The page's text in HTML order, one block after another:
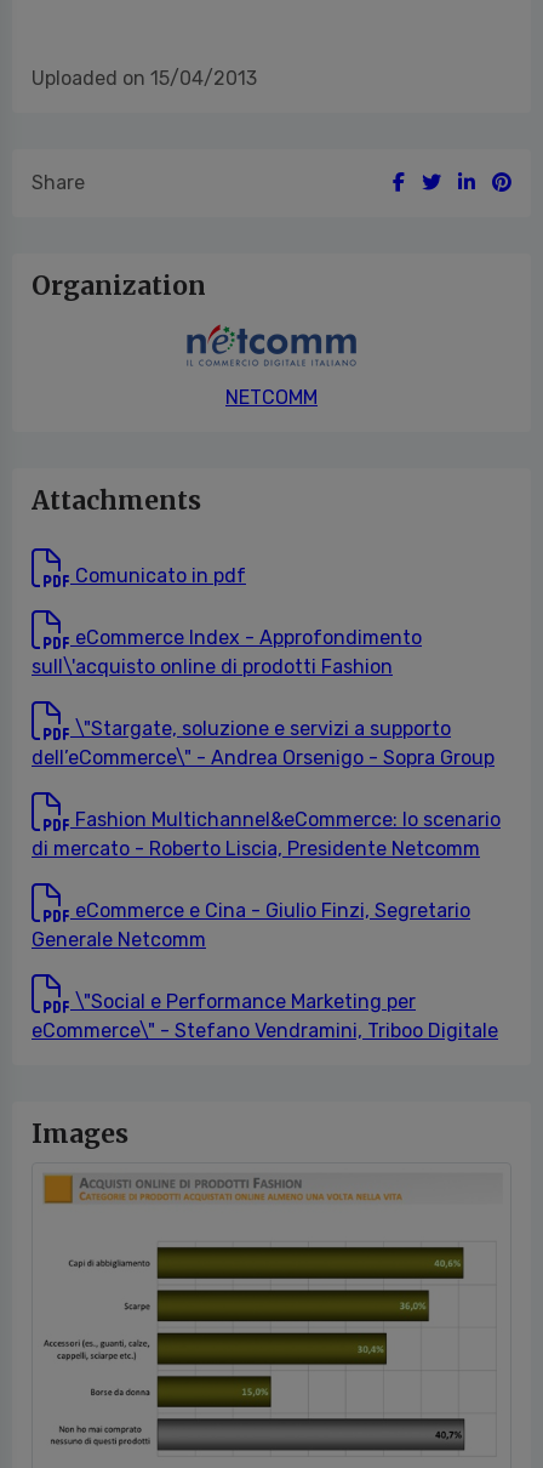
Uploaded on 15/04/2013
Share
Organization
NETCOMM
Attachments
Comunicato in pdf
eCommerce Index - Approfondimento
sull\'acquisto online di prodotti Fashion
\"Stargate, soluzione e servizi a supporto
dell’eCommerce\" - Andrea Orsenigo - Sopra Group
Fashion Multichannel&eCommerce: lo scenario
di mercato - Roberto Liscia, Presidente Netcomm
eCommerce e Cina - Giulio Finzi, Segretario
Generale Netcomm
\"Social e Performance Marketing per
eCommerce\" - Stefano Vendramini, Triboo Digitale
Images